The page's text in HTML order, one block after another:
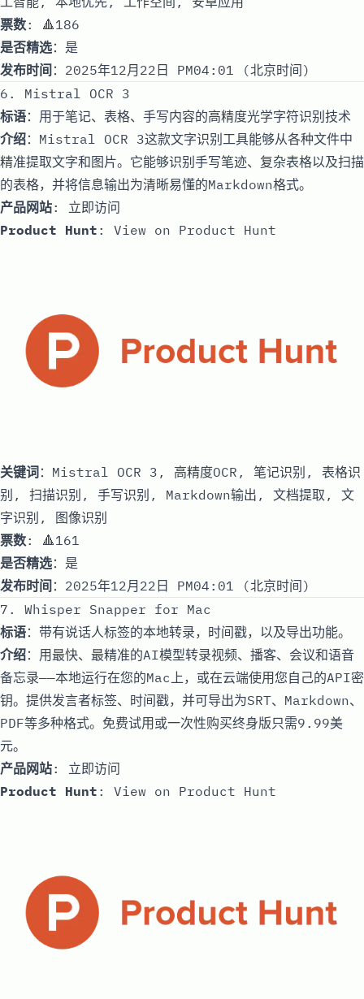
票数: 🔺186
是否精选：是
发布时间 ：2025年12月22日 PM04:01 (北京时间)
6. Mistral OCR 3
标语：用于笔记、表格、手写内容的高精度光学字符识别技术
介绍：Mistral OCR 3这款文字识别工具能够从各种文件中
精准提取文字和图片。它能够识别手写笔迹、复杂表格以及扫描
的表格，并将信息输出为清晰易懂的Markdown格式。
产品网站: 立即访问
Product Hunt : View on Product Hunt
关键词 ：Mistral OCR 3, 高精度OCR, 笔记识别, 表格识
别, 扫描识别, 手写识别, Markdown输出, 文档提取, 文
字识别, 图像识别
票数: 🔺161
是否精选：是
发布时间 ：2025年12月22日 PM04:01 (北京时间)
7. Whisper Snapper for Mac
标语：带有说话人标签的本地转录，时间戳，以及导出功能。
介绍：用最快、最精准的AI模型转录视频、播客、会议和语音
备忘录——本地运行在您的Mac上，或在云端使用您自己的API密
钥。提供发言者标签、时间戳，并可导出为SRT、Markdown、
PDF等多种格式。免费试用或一次性购买终身版只需9.99美
元。
产品网站: 立即访问
Product Hunt : View on Product Hunt